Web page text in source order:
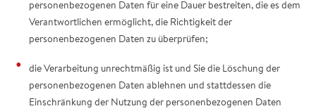
personenbezogenen Daten für eine Dauer bestreiten, die es dem
Verantwortlichen ermöglicht, die Richtigkeit der
personenbezogenen Daten zu überprüfen;
die Verarbeitung unrechtmäßig ist und Sie die Löschung der
personenbezogenen Daten ablehnen und stattdessen die
Einschränkung der Nutzung der personenbezogenen Daten